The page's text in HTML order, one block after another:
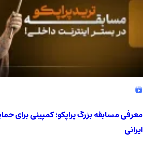
معرفی مسابقه بزرگ پراپکو؛ کمپینی برای
ایرانی